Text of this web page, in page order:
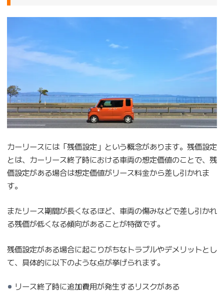
カーリースには「残価設定」という概念があります。残価設定
とは、カーリース終了時における車両の想定価値のことで、残
価設定がある場合は想定価値がリース料金から差し引かれま
す。
またリース期間が長くなるほど、車両の傷みなどで差し引かれ
る残価が低くなる傾向があることが特徴です。
残価設定がある場合に起こりがちなトラブルやデメリットとし
て、具体的に以下のような点が挙げられます。
リース終了時に追加費用が発生するリスクがある